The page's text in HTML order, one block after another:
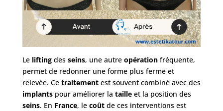
Le liftingdes seins, une autre opérationfréquente,
permet de redonner une forme plus ferme et
relevée. Ce traitementest souvent combiné avec des
implantspour améliorer la tailleet la position des
seins. En France, le coûtde ces interventions est